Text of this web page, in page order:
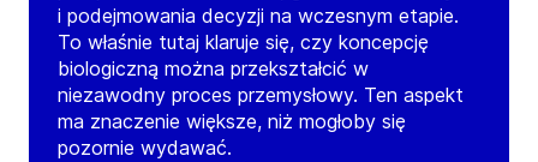
i podejmowania decyzji na wczesnym etapie.
To właśnie tutaj klaruje się, czy koncepcję
biologiczną można przekształcić w
niezawodny proces przemysłowy. Ten aspekt
ma znaczenie większe, niż mogłoby się
pozornie wydawać.